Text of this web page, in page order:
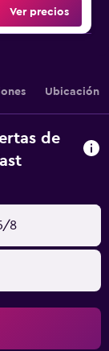
Ver precios
Ubicación
de
8